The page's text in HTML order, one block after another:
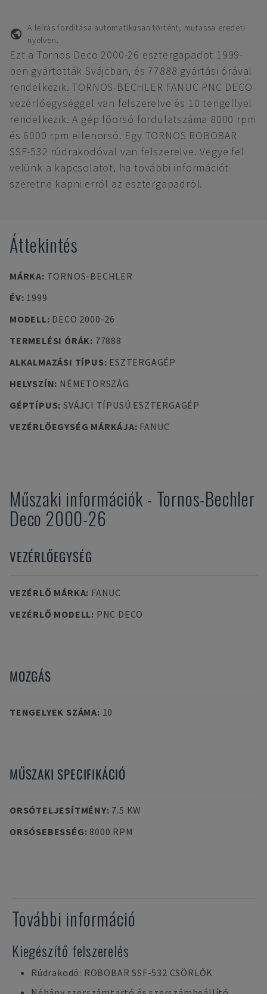
A leírás fordítása automatikusan történt, mutassa eredeti
nyelven.
Ezt a Tornos Deco 2000-26 esztergapadot 1999-
ben gyártották Svájcban, és 77888 gyártási órával
rendelkezik. TORNOS-BECHLER FANUC PNC DECO
vezérlőegységgel van felszerelve és 10 tengellyel
rendelkezik. A gép főorsó fordulatszáma 8000 rpm
és 6000 rpm ellenorsó. Egy TORNOS ROBOBAR
SSF-532 rúdrakodóval van felszerelve. Vegye fel
velünk a kapcsolatot, ha további információt
szeretne kapni erről az esztergapadról.
Áttekintés
MÁRKA: TORNOS-BECHLER
ÉV: 1999
MODELL: DECO 2000-26
TERMELÉSI ÓRÁK: 77888
ALKALMAZÁSI TÍPUS: ESZTERGAGÉP
HELYSZÍN: NÉMETORSZÁG
GÉPTÍPUS: SVÁJCI TÍPUSÚ ESZTERGAGÉP
VEZÉRLŐEGYSÉG MÁRKÁJA: FANUC
Műszaki információk - Tornos-Bechler
Deco 2000-26
VEZÉRLŐEGYSÉG
VEZÉRLŐ MÁRKA: FANUC
VEZÉRLŐ MODELL: PNC DECO
MOZGÁS
TENGELYEK SZÁMA: 10
MŰSZAKI SPECIFIKÁCIÓ
ORSÓTELJESÍTMÉNY: 7.5 KW
ORSÓSEBESSÉG: 8000 RPM
További információ
Kiegészítő felszerelés
Rúdrakodó: ROBOBAR SSF-532 CSÖRLŐK